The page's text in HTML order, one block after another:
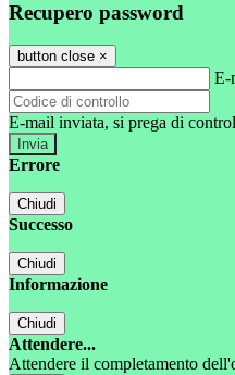
Recupero password
button close ×
E-
E-mail inviata, si prega di
Errore
Chiudi
Successo
Chiudi
Informazione
Chiudi
Attendere...
Attendere il completamento